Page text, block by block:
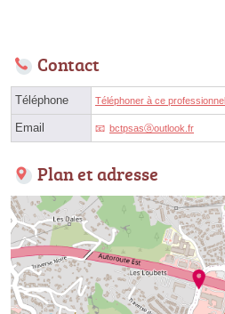
Contact
Téléphone Téléphoner à ce professionnel
Email bctpsasⓐoutlook.fr
Plan et adresse